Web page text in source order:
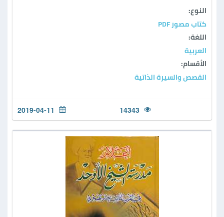
النوع:
كتاب مصور PDF
اللغة:
العربية
الأقسام:
القصص والسيرة الذاتية
14343
2019-04-11